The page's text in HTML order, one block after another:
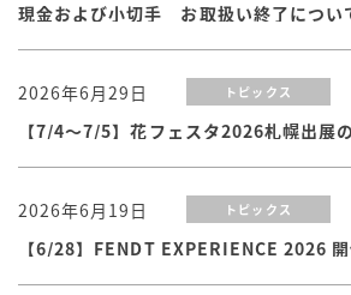
現金および小切手 お取扱い終了につい
2026年6月29日 トピックス
【7/4～7/5】花フェスタ2026札幌出展
2026年6月19日 トピックス
【6/28】FENDT EXPERIENCE 2026